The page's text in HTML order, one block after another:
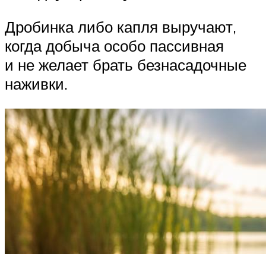
Дробинка либо капля выручают,
когда добыча особо пассивная
и не желает брать безнасадочные
наживки.